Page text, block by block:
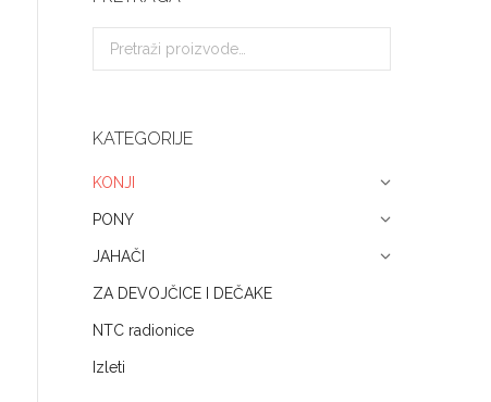
KATEGORIJE
KONJI
PONY
JAHAČI
ZA DEVOJČICE I DEČAKE
NTC radionice
Izleti